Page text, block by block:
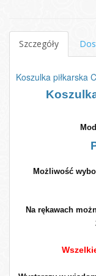
Szczegóły
Koszulka piłkarska
Możliwość
Na rękawach